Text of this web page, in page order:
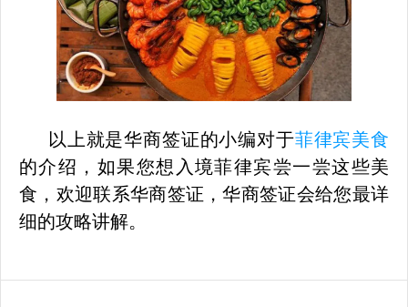
以上就是华商签证的小编对于菲律宾美食
的介绍，如果您想入境菲律宾尝一尝这些美
食，欢迎联系华商签证，华商签证会给您最详
细的攻略讲解。